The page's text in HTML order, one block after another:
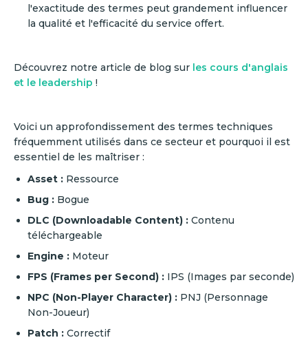
l'exactitude des termes peut grandement influencer
la qualité et l'efficacité du service offert.
Découvrez notre article de blog sur les cours d'anglais
et le leadership !
Voici un approfondissement des termes techniques
fréquemment utilisés dans ce secteur et pourquoi il est
essentiel de les maîtriser :
Asset : Ressource
Bug : Bogue
DLC (Downloadable Content) : Contenu
téléchargeable
Engine : Moteur
FPS (Frames per Second) : IPS (Images par seconde)
NPC (Non-Player Character) : PNJ (Personnage
Non-Joueur)
Patch : Correctif